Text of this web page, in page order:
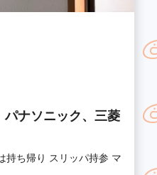
ナソニック、三菱
持ち帰り スリッパ持参 マ